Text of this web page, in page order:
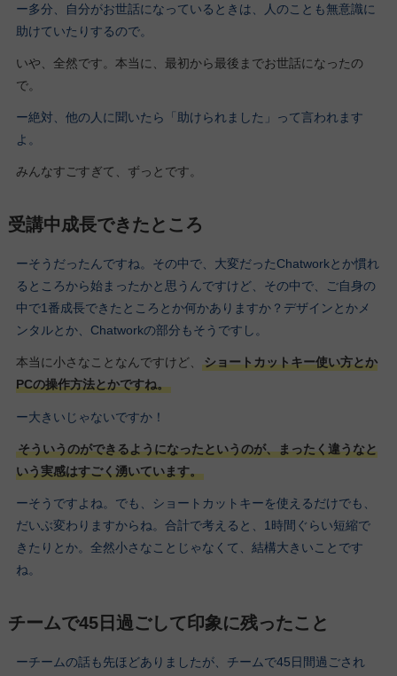
ー多分、自分がお世話になっているときは、人のことも無意識に
助けていたりするので。
いや、全然です。本当に、最初から最後までお世話になったの
で。
ー絶対、他の人に聞いたら「助けられました」って言われます
よ。
みんなすごすぎて、ずっとです。
受講中成長できたところ
ーそうだったんですね。その中で、大変だったChatworkとか慣れ
るところから始まったかと思うんですけど、その中で、ご自身の
中で1番成長できたところとか何かありますか？デザインとかメ
ンタルとか、Chatworkの部分もそうですし。
本当に小さなことなんですけど、
ショートカットキー使い方とか
PCの操作方法とかですね。
ー大きいじゃないですか！
そういうのができるようになったというのが、まったく違うなと
いう実感はすごく湧いています。
ーそうですよね。でも、ショートカットキーを使えるだけでも、
だいぶ変わりますからね。合計で考えると、1時間ぐらい短縮で
きたりとか。全然小さなことじゃなくて、結構大きいことです
ね。
チームで45日過ごして印象に残ったこと
ーチームの話も先ほどありましたが、チームで45日間過ごされ